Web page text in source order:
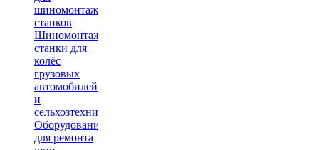
шиномонтажных
станков
Шиномонтажные
станки для
колёс
грузовых
автомобилей
и
сельхозтехники
Оборудование
для ремонта